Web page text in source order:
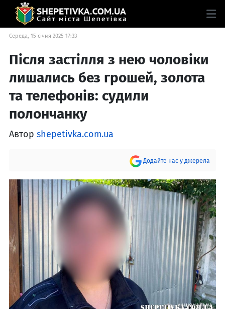
Середа, 15 січня 2025 17:33
Після застілля з нею чоловіки
лишались без грошей, золота
та телефонів: судили
полончанку
Автор shepetivka.com.ua
Додайте нас у джерела